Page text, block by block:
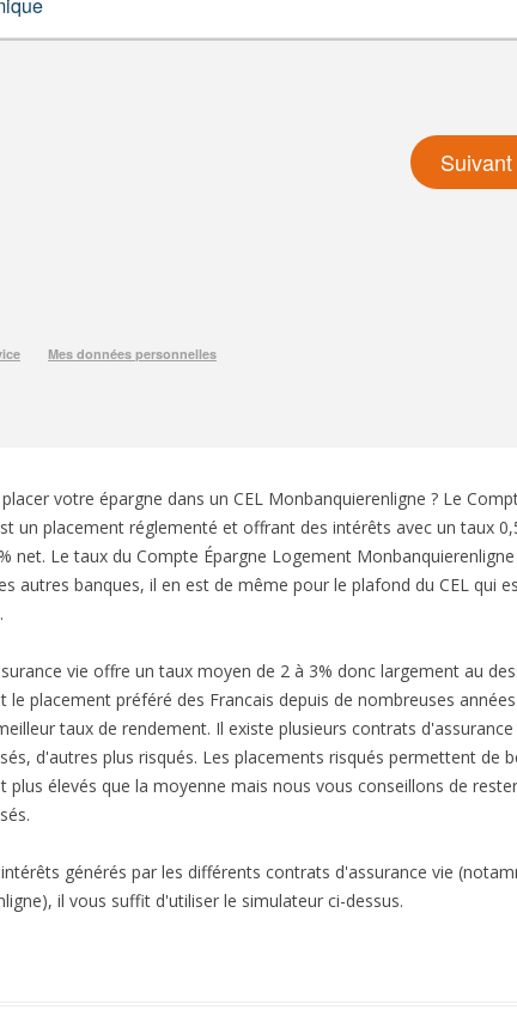
placer votre épargne dans un CEL Monbanquierenligne ? Le
un placement réglementé et offrant des intérêts avec un taux
net. Le taux du Compte Épargne Logement
autres banques, il en est de même pour le plafond du CEL qui
vie offre un taux moyen de 2 à 3% donc largement au
le placement préféré des Francais depuis de nombreuses
taux de rendement. Il existe plusieurs contrats d'assurance
d'autres plus risqués. Les placements risqués permettent de
plus élevés que la moyenne mais nous vous conseillons de
générés par les différents contrats d'assurance vie
il vous suffit d'utiliser le simulateur ci-dessus.